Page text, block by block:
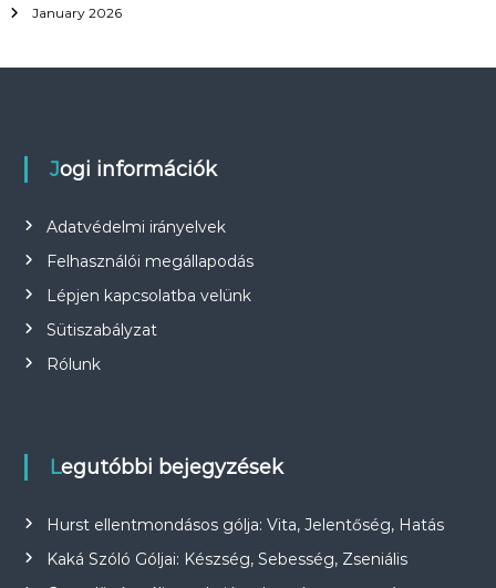
January 2026
Jogi információk
Adatvédelmi irányelvek
Felhasználói megállapodás
Lépjen kapcsolatba velünk
Sütiszabályzat
Rólunk
Legutóbbi bejegyzések
Hurst ellentmondásos gólja: Vita, Jelentőség, Hatás
Kaká Szóló Góljai: Készség, Sebesség, Zseniális